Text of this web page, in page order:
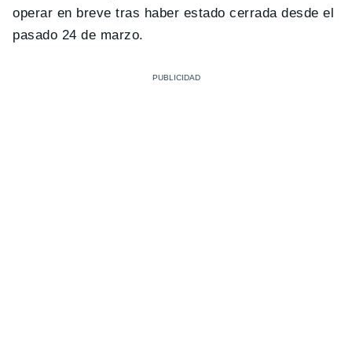
operar en breve tras haber estado cerrada desde el
pasado 24 de marzo.